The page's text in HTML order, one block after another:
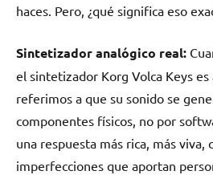
haces. Pero, ¿qué significa eso
Sintetizador analógico real:
el sintetizador Korg Volca Keys es
referimos a que su sonido se
componentes físicos, no por
una respuesta más rica, más viva,
imperfecciones que aportan